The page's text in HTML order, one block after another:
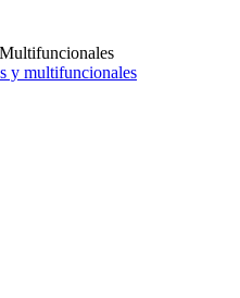
y multifuncionales